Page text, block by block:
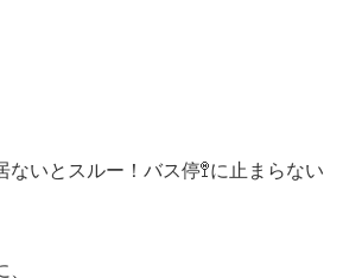
ないとスルー！バス停🚏に止まらない